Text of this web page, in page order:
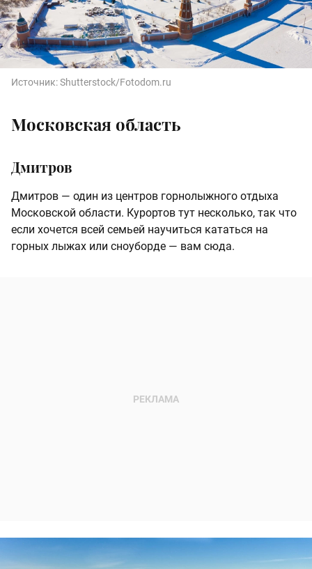
Источник:Shutterstock/Fotodom.ru
Московская область
Дмитров
Дмитров — один из центров горнолыжного отдыха
Московской области. Курортов тут несколько, так что
если хочется всей семьей научиться кататься на
горных лыжах или сноуборде — вам сюда.